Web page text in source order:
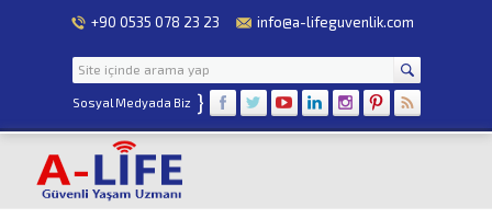
+90 0535 078 23 23 info@a-lifeguvenlik.com
Sosyal Medyada Biz }